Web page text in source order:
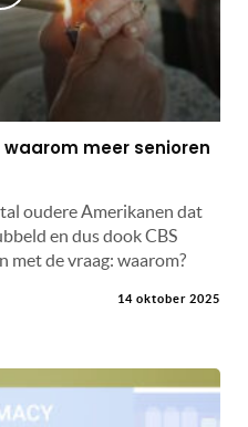
waarom meer senioren
oudere Amerikanen dat
en dus dook CBS
met de vraag: waarom?
14 oktober 2025